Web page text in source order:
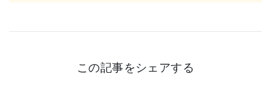
この記事をシェアする